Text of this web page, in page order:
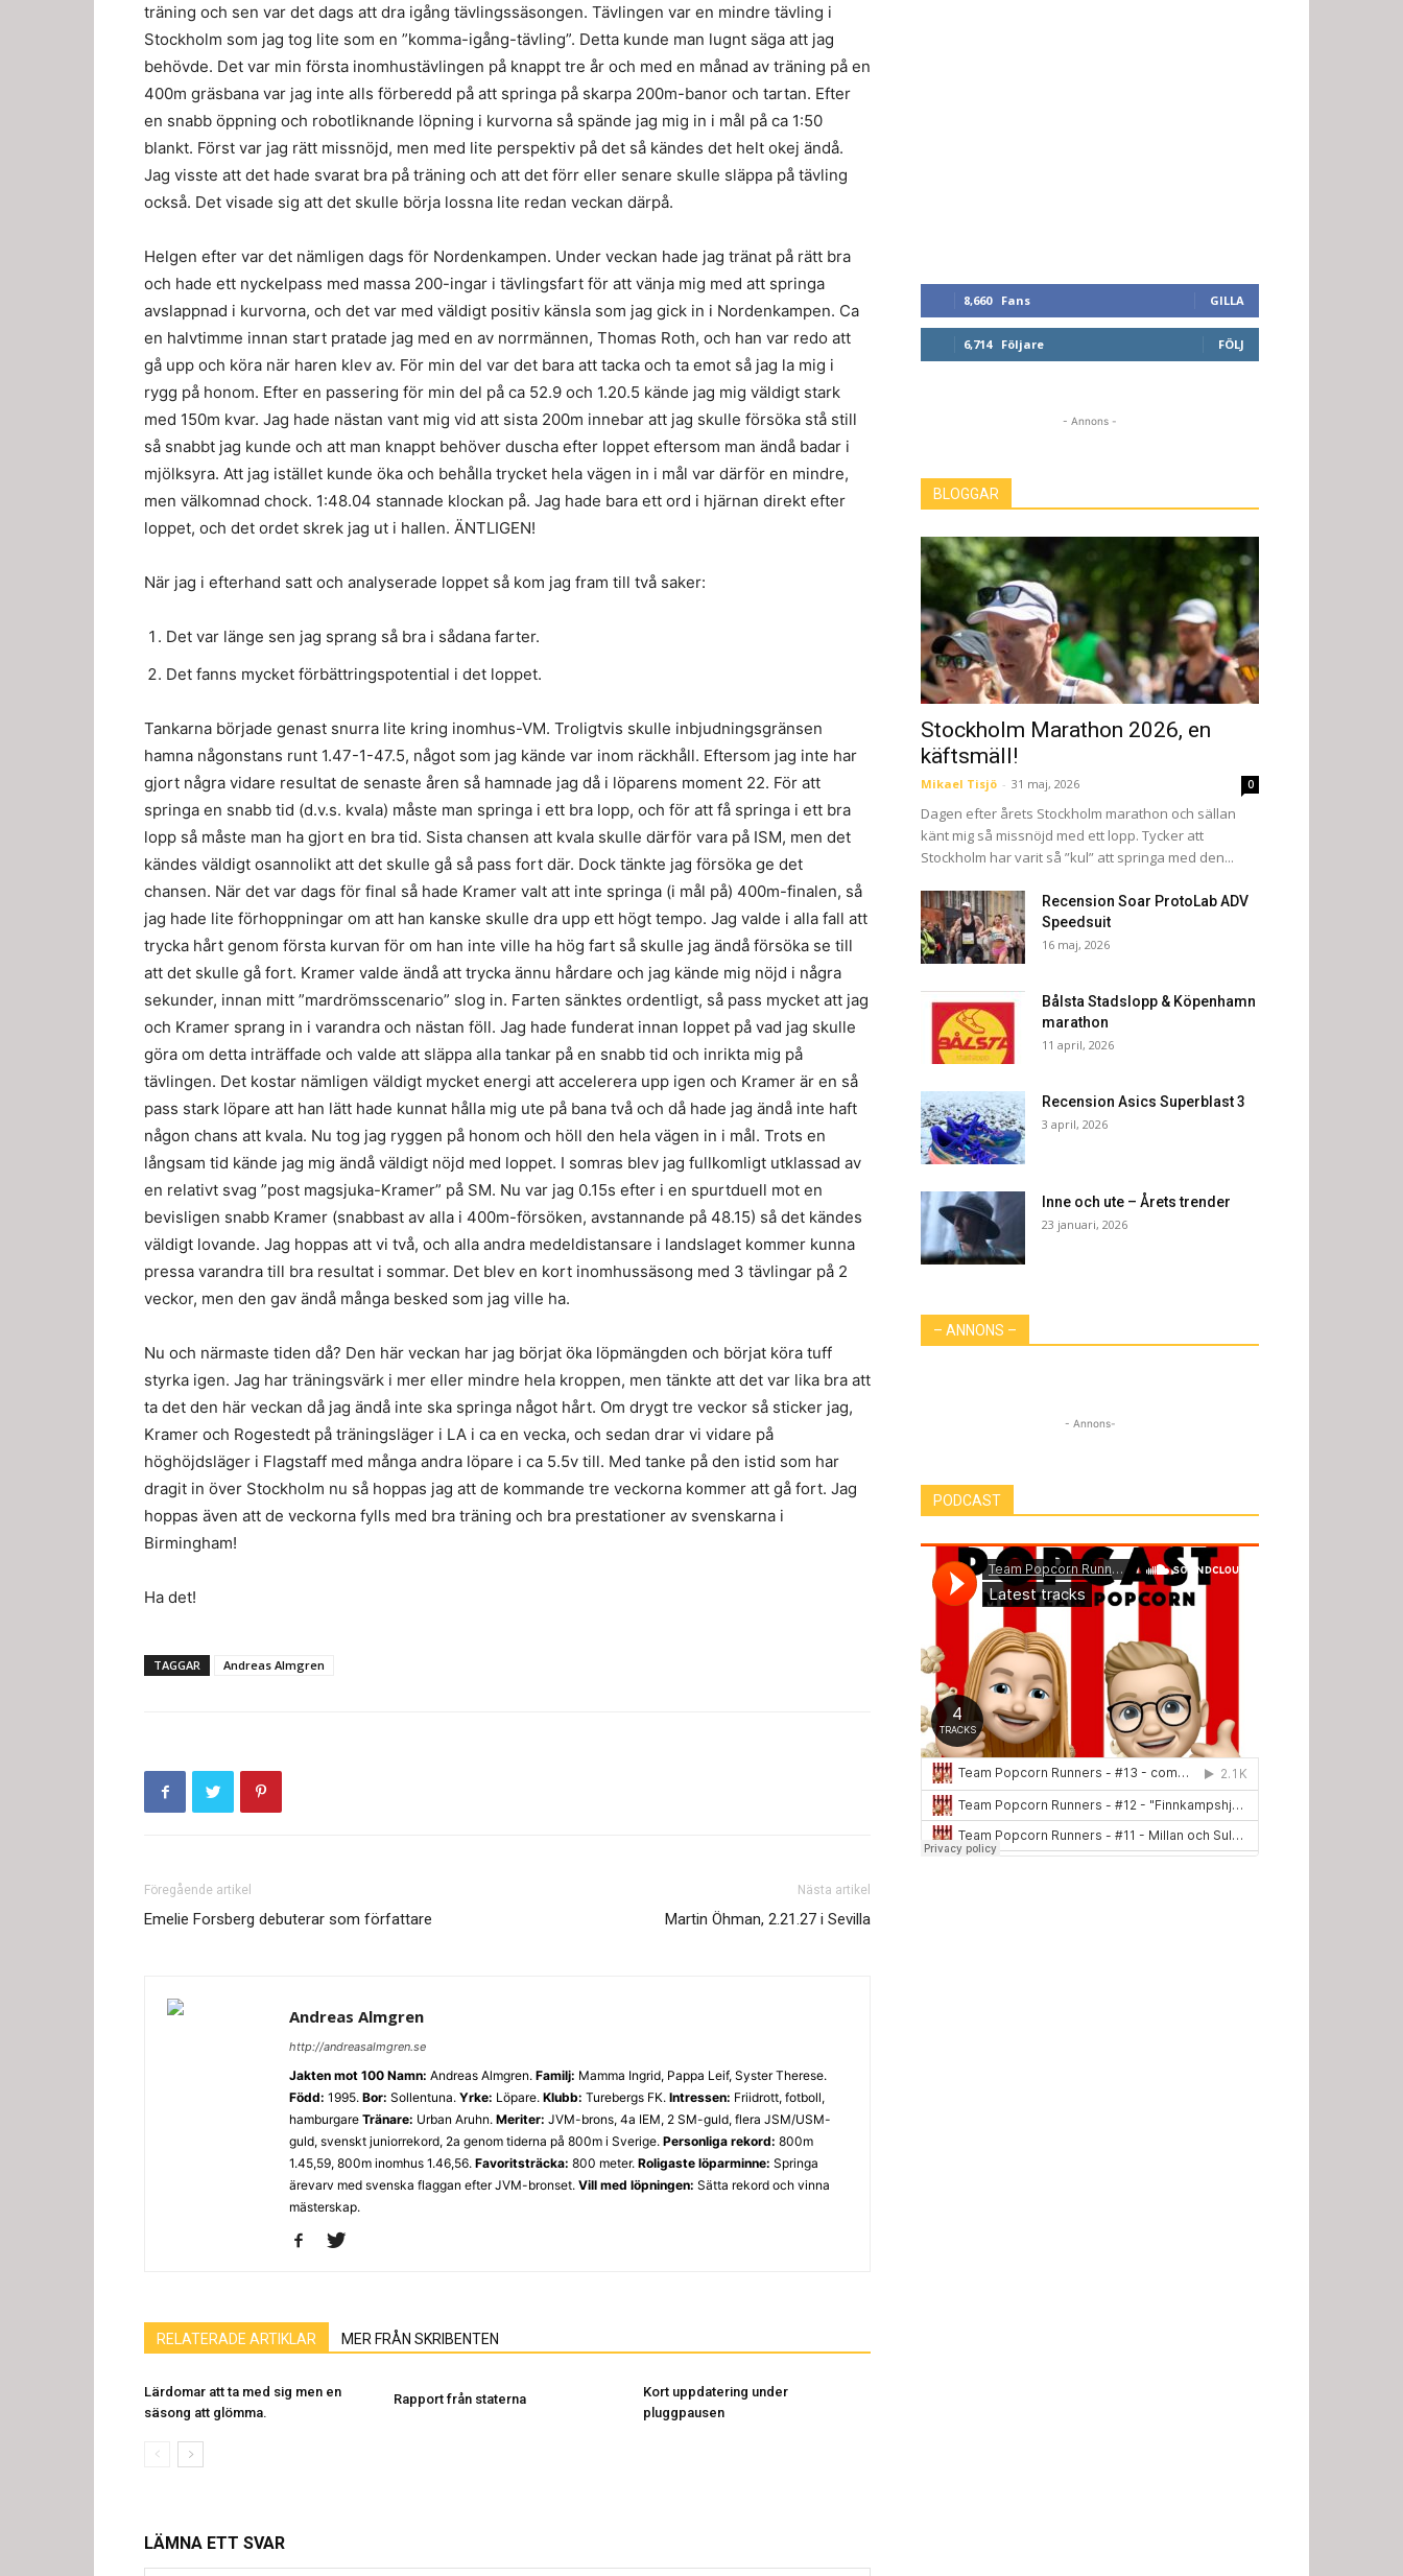
träning och sen var det dags att dra igång tävlingssäsongen. Tävlingen var en mindre tävling i
Stockholm som jag tog lite som en ”komma-igång-tävling”. Detta kunde man lugnt säga att jag
behövde. Det var min första inomhustävlingen på knappt tre år och med en månad av träning på en
400m gräsbana var jag inte alls förberedd på att springa på skarpa 200m-banor och tartan. Efter
en snabb öppning och robotliknande löpning i kurvorna så spände jag mig in i mål på ca 1:50
blankt. Först var jag rätt missnöjd, men med lite perspektiv på det så kändes det helt okej ändå.
Jag visste att det hade svarat bra på träning och att det förr eller senare skulle släppa på tävling
också. Det visade sig att det skulle börja lossna lite redan veckan därpå.
Helgen efter var det nämligen dags för Nordenkampen. Under veckan hade jag tränat på rätt bra
och hade ett nyckelpass med massa 200-ingar i tävlingsfart för att vänja mig med att springa
avslappnad i kurvorna, och det var med väldigt positiv känsla som jag gick in i Nordenkampen. Ca
en halvtimme innan start pratade jag med en av norrmännen, Thomas Roth, och han var redo att
gå upp och köra när haren klev av. För min del var det bara att tacka och ta emot så jag la mig i
rygg på honom. Efter en passering för min del på ca 52.9 och 1.20.5 kände jag mig väldigt stark
med 150m kvar. Jag hade nästan vant mig vid att sista 200m innebar att jag skulle försöka stå still
så snabbt jag kunde och att man knappt behöver duscha efter loppet eftersom man ändå badar i
mjölksyra. Att jag istället kunde öka och behålla trycket hela vägen in i mål var därför en mindre,
men välkomnad chock. 1:48.04 stannade klockan på. Jag hade bara ett ord i hjärnan direkt efter
loppet, och det ordet skrek jag ut i hallen. ÄNTLIGEN!
När jag i efterhand satt och analyserade loppet så kom jag fram till två saker:
Det var länge sen jag sprang så bra i sådana farter.
Det fanns mycket förbättringspotential i det loppet.
Tankarna började genast snurra lite kring inomhus-VM. Troligtvis skulle inbjudningsgränsen
hamna någonstans runt 1.47-1-47.5, något som jag kände var inom räckhåll. Eftersom jag inte har
gjort några vidare resultat de senaste åren så hamnade jag då i löparens moment 22. För att
springa en snabb tid (d.v.s. kvala) måste man springa i ett bra lopp, och för att få springa i ett bra
lopp så måste man ha gjort en bra tid. Sista chansen att kvala skulle därför vara på ISM, men det
kändes väldigt osannolikt att det skulle gå så pass fort där. Dock tänkte jag försöka ge det
chansen. När det var dags för final så hade Kramer valt att inte springa (i mål på) 400m-finalen, så
jag hade lite förhoppningar om att han kanske skulle dra upp ett högt tempo. Jag valde i alla fall att
trycka hårt genom första kurvan för om han inte ville ha hög fart så skulle jag ändå försöka se till
att det skulle gå fort. Kramer valde ändå att trycka ännu hårdare och jag kände mig nöjd i några
sekunder, innan mitt ”mardrömsscenario” slog in. Farten sänktes ordentligt, så pass mycket att jag
och Kramer sprang in i varandra och nästan föll. Jag hade funderat innan loppet på vad jag skulle
göra om detta inträffade och valde att släppa alla tankar på en snabb tid och inrikta mig på
tävlingen. Det kostar nämligen väldigt mycket energi att accelerera upp igen och Kramer är en så
pass stark löpare att han lätt hade kunnat hålla mig ute på bana två och då hade jag ändå inte haft
någon chans att kvala. Nu tog jag ryggen på honom och höll den hela vägen in i mål. Trots en
långsam tid kände jag mig ändå väldigt nöjd med loppet. I somras blev jag fullkomligt utklassad av
en relativt svag ”post magsjuka-Kramer” på SM. Nu var jag 0.15s efter i en spurtduell mot en
bevisligen snabb Kramer (snabbast av alla i 400m-försöken, avstannande på 48.15) så det kändes
väldigt lovande. Jag hoppas att vi två, och alla andra medeldistansare i landslaget kommer kunna
pressa varandra till bra resultat i sommar. Det blev en kort inomhussäsong med 3 tävlingar på 2
veckor, men den gav ändå många besked som jag ville ha.
Nu och närmaste tiden då? Den här veckan har jag börjat öka löpmängden och börjat köra tuff
styrka igen. Jag har träningsvärk i mer eller mindre hela kroppen, men tänkte att det var lika bra att
ta det den här veckan då jag ändå inte ska springa något hårt. Om drygt tre veckor så sticker jag,
Kramer och Rogestedt på träningsläger i LA i ca en vecka, och sedan drar vi vidare på
höghöjdsläger i Flagstaff med många andra löpare i ca 5.5v till. Med tanke på den istid som har
dragit in över Stockholm nu så hoppas jag att de kommande tre veckorna kommer att gå fort. Jag
hoppas även att de veckorna fylls med bra träning och bra prestationer av svenskarna i
Birmingham!
Ha det!
TAGGAR Andreas Almgren
Föregående artikel
Emelie Forsberg debuterar som författare
Nästa artikel
Martin Öhman, 2.21.27 i Sevilla
Andreas Almgren
http://andreasalmgren.se
Jakten mot 100 Namn: Andreas Almgren. Familj: Mamma Ingrid, Pappa Leif, Syster Therese.
Född: 1995. Bor: Sollentuna. Yrke: Löpare. Klubb: Turebergs FK. Intressen: Friidrott, fotboll,
hamburgare Tränare: Urban Aruhn. Meriter: JVM-brons, 4a IEM, 2 SM-guld, flera JSM/USM-
guld, svenskt juniorrekord, 2a genom tiderna på 800m i Sverige. Personliga rekord: 800m
1.45,59, 800m inomhus 1.46,56. Favoritsträcka: 800 meter. Roligaste löparminne: Springa
ärevarv med svenska flaggan efter JVM-bronset. Vill med löpningen: Sätta rekord och vinna
mästerskap.
RELATERADE ARTIKLAR MER FRÅN SKRIBENTEN
Lärdomar att ta med sig men en
säsong att glömma.
Rapport från staterna
Kort uppdatering under
pluggpausen
LÄMNA ETT SVAR
8,660 Fans GILLA
6,714 Följare FÖLJ
- Annons -
BLOGGAR
Stockholm Marathon 2026, en
käftsmäll!
Mikael Tisjö - 31 maj, 2026 0
Dagen efter årets Stockholm marathon och sällan
känt mig så missnöjd med ett lopp. Tycker att
Stockholm har varit så ”kul” att springa med den...
Recension Soar ProtoLab ADV
Speedsuit
16 maj, 2026
Bålsta Stadslopp & Köpenhamn
marathon
11 april, 2026
Recension Asics Superblast 3
3 april, 2026
Inne och ute – Årets trender
23 januari, 2026
– ANNONS –
- Annons-
PODCAST